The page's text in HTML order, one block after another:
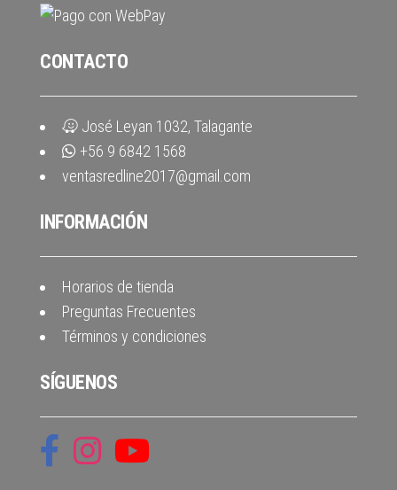
CONTACTO
José Leyan 1032, Talagante
+56 9 6842 1568
ventasredline2017@gmail.com
INFORMACIÓN
Horarios de tienda
Preguntas Frecuentes
Términos y condiciones
SÍGUENOS